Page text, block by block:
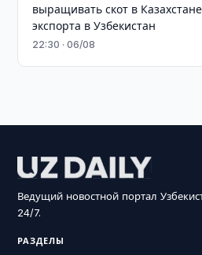
выращивать скот в
экспорта в Узбекистан
22:30 · 06/08
Ведущий новостной портал
24/7.
РАЗДЕЛЫ